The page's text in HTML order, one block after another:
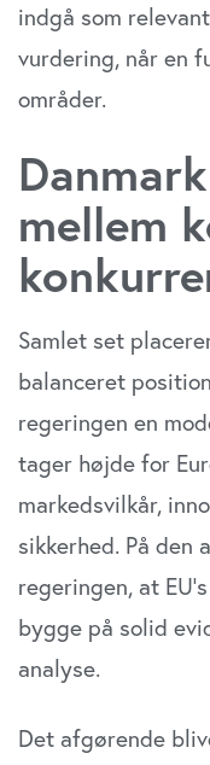
indgå som
vurdering, når en
områder.
mellem
Samlet set
balanceret
regeringen en
tager højde for
markedsvilkår,
sikkerhed. På den
regeringen, at
bygge på solid
analyse.
Det afgørende